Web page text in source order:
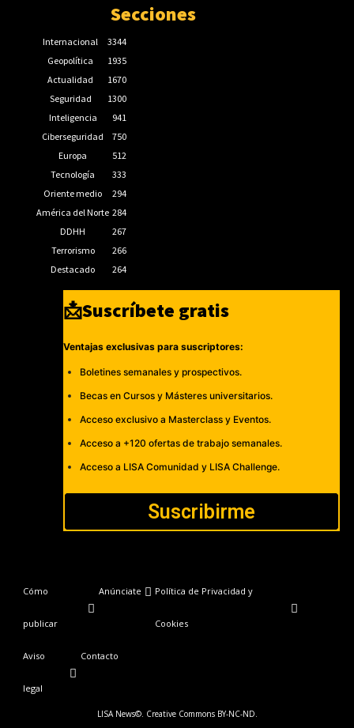
Secciones
Internacional
3344
Geopolítica
1935
Actualidad
1670
Seguridad
1300
Inteligencia
941
Ciberseguridad
750
Europa
512
Tecnología
333
Oriente medio
294
América del Norte 284
DDHH
267
Terrorismo
266
Destacado
264
📩Suscríbete gratis
Ventajas exclusivas para suscriptores:
Boletines semanales y prospectivos.
Becas en Cursos y Másteres universitarios.
Acceso exclusivo a Masterclass y Eventos.
Acceso a +120 ofertas de trabajo semanales.
Acceso a LISA Comunidad y LISA Challenge.
Suscribirme
Cómo
publicar
Anúnciate Política de Privacidad y
Cookies
Aviso
legal
Contacto
LISA News©. Creative Commons BY-NC-ND.